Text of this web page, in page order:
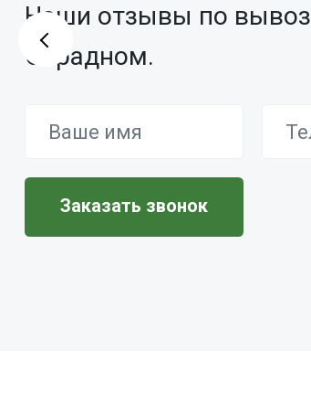
Наши отзывы по
Отрадном.